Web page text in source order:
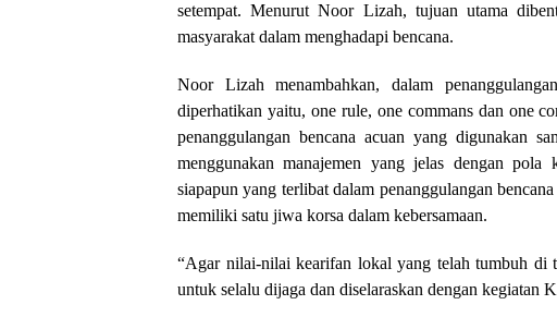
setempat. Menurut Noor Lizah, tujuan utama
masyarakat dalam menghadapi bencana.
Noor Lizah menambahkan, dalam
diperhatikan yaitu, one rule, one commans dan one
penanggulangan bencana acuan yang digunakan
menggunakan manajemen yang jelas dengan
siapapun yang terlibat dalam penanggulangan
memiliki satu jiwa korsa dalam kebersamaan.
“Agar nilai-nilai kearifan lokal yang telah tumbuh di
untuk selalu dijaga dan diselaraskan dengan kegiatan